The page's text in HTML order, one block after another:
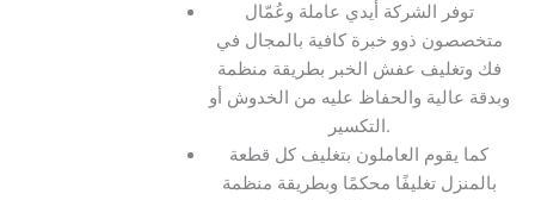
توفر الشركة أيدي عاملة وعُمّال
متخصصون ذوو خبرة كافية بالمجال في
فك وتغليف عفش الخبر بطريقة منظمة
وبدقة عالية والحفاظ عليه من الخدوش أو
التكسير.
كما يقوم العاملون بتغليف كل قطعة
بالمنزل تغليفًا محكمًا وبطريقة منظمة